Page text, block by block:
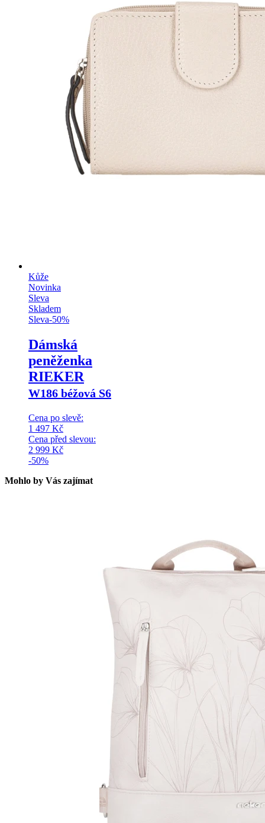
Kůže
Novinka
Sleva
Skladem
Sleva-50%
Dámská
peněženka
RIEKER
W186 béžová S6
Cena po slevě:
1 497 Kč
Cena před slevou:
2 999 Kč
-50%
Mohlo by Vás zajímat